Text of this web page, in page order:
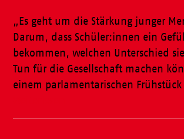
„Es geht um die Stärkung junger
Darum, dass Schüler:innen ein
bekommen, welchen Unterschied
Tun für die Gesellschaft machen
einem parlamentarischen